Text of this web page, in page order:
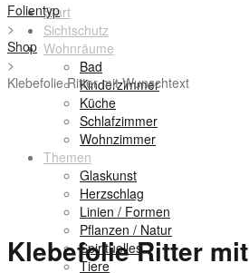
Start
Sichtschutz
Wohnräume
Bad
Kinderzimmer
Küche
Schlafzimmer
Wohnzimmer
Themen
Glaskunst
Herzschlag
Linien / Formen
Pflanzen / Natur
Spirituelles
Tiere
Folientyp
>
Shop
>
Klebefolie Ritter mit Wunschtext
Klebefolie Ritter